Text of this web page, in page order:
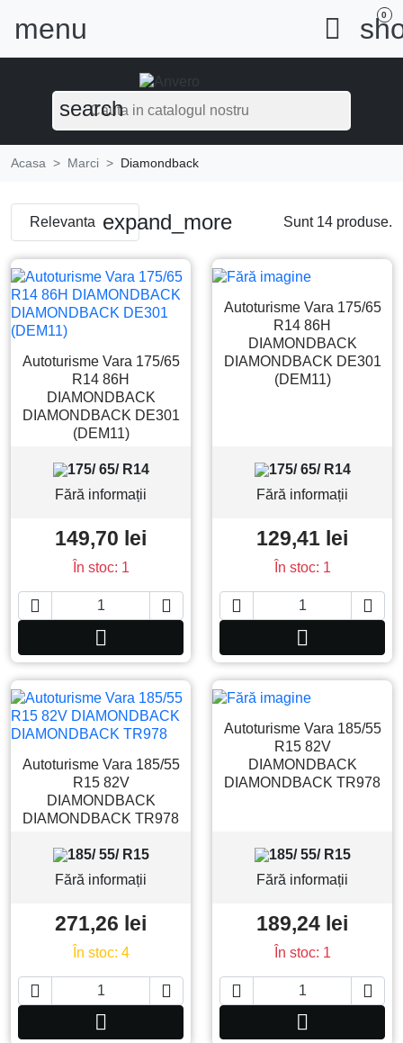
menu  0
search
Acasa Marci Diamondback
Relevanta expand_more Sunt 14 produse.
Autoturisme Vara 175/65
R14 86H
DIAMONDBACK
DIAMONDBACK DE301
(DEM11)
175/ 65/ R14
Fără informații
149,70 lei
În stoc: 1
 

Autoturisme Vara 175/65
R14 86H
DIAMONDBACK
DIAMONDBACK DE301
(DEM11)
175/ 65/ R14
Fără informații
129,41 lei
În stoc: 1
 

Autoturisme Vara 185/55
R15 82V
DIAMONDBACK
DIAMONDBACK TR978
185/ 55/ R15
Fără informații
271,26 lei
În stoc: 4
 

Autoturisme Vara 185/55
R15 82V
DIAMONDBACK
DIAMONDBACK TR978
185/ 55/ R15
Fără informații
189,24 lei
În stoc: 1
 
